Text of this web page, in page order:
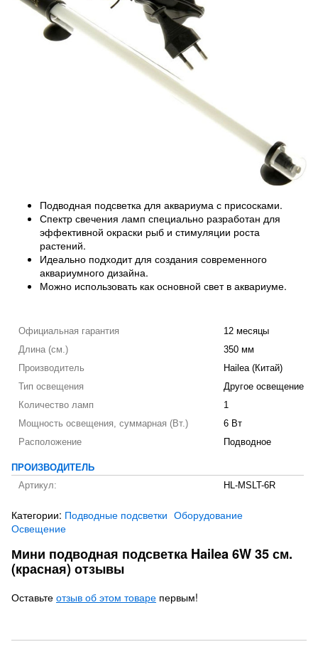
Подводная подсветка для аквариума с присосками.
Спектр свечения ламп специально разработан для
эффективной окраски рыб и стимуляции роста
растений.
Идеально подходит для создания современного
аквариумного дизайна.
Можно использовать как основной свет в аквариуме.
Официальная гарантия
12 месяцы
Длина (см.)
350 мм
Производитель
Hailea (Китай)
Тип освещения
Другое освещение
Количество ламп
1
Мощность освещения, суммарная (Вт.)
6 Вт
Расположение
Подводное
ПРОИЗВОДИТЕЛЬ
Артикул:
HL-MSLT-6R
Категории: Подводные подсветки Оборудование
Освещение
Мини подводная подсветка Hailea 6W 35 см.
(красная) отзывы
Оставьте отзыв об этом товаре первым!